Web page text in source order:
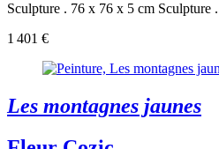
Sculpture . 76 x 76 x 5 cm Sculpture
1 401 €
Les montagnes jaunes